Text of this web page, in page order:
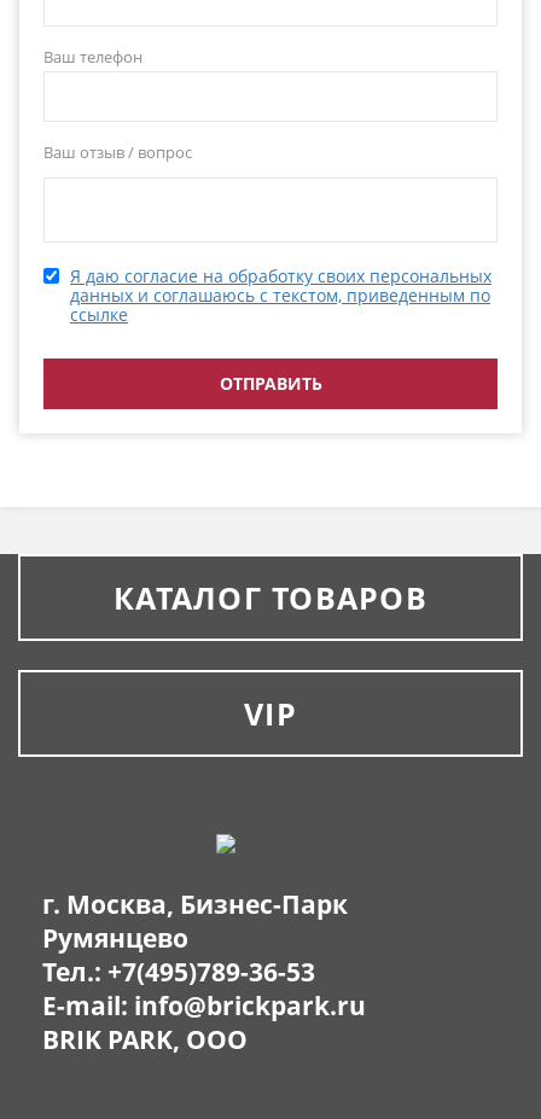
Ваш телефон
Ваш отзыв / вопрос
Я даю согласие на обработку своих персональных
данных и соглашаюсь с текстом, приведенным по
ссылке
КАТАЛОГ ТОВАРОВ
VIP
г. Москва, Бизнес-Парк
Румянцево
Тел.: +7(495)789-36-53
E-mail: info@brickpark.ru
BRIK PARK, OOO